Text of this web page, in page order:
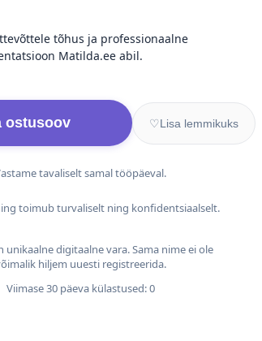
tõhus ja professionaalne
Matilda.ee abil.
ostusoov ♡Lisa lemmikuks
tavaliselt samal tööpäeval.
toimub turvaliselt ning konfidentsiaalselt.
unikaalne digitaalne vara. Sama nime ei ole
hiljem uuesti registreerida.
Viimase 30 päeva külastused: 0